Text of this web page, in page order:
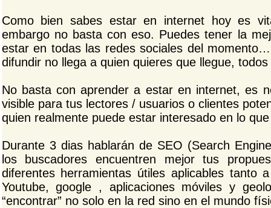
Como bien sabes estar en internet hoy es
embargo no basta con eso. Puedes tener la
estar en todas las redes sociales del
difundir no llega a quien quieres que llegue,
No basta con aprender a estar en internet, es
visible para tus lectores / usuarios o clientes
quien realmente puede estar interesado en lo
Durante 3 dias hablarán de SEO (Search
los buscadores encuentren mejor tus
diferentes herramientas útiles aplicables tanto
Youtube, google , aplicaciones móviles y
“encontrar” no solo en la red sino en el mundo